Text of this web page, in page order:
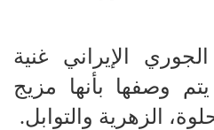
الإيراني غنية
وصفها بأنها مزيج
الزهرية والتوابل.